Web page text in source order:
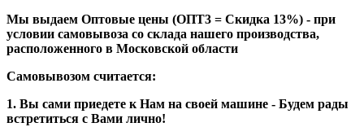
Мы выдаем Оптовые цены (ОПТ3 = Скидка 13%) - при
условии самовывоза со склада нашего производства,
расположенного в Московской области
Самовывозом считается:
1. Вы сами приедете к Нам на своей машине - Будем рады
встретиться с Вами лично!